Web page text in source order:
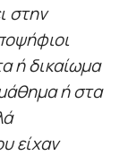
στην
ή δικαίωμα
ή στα
είχαν